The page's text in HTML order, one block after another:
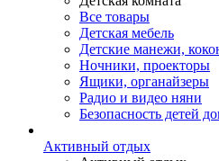
Все товары
Детская мебель
Детские манежи,
Ночники, проекторы
Ящики, органайзеры
Радио и видео няни
Безопасность детей
Активный отдых